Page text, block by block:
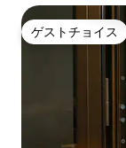
ゲストチョイス
ゲストチョイス